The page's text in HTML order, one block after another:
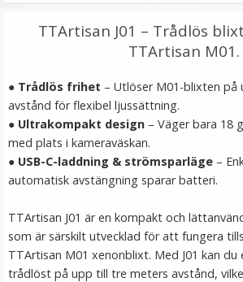
Ulanzi Mobilhållare vridbar för
149 kr
LÄGG I VARUKORG
TTArtisan J01 – Trådlös
TTArtisan M01.
● Trådlös frihet – Utlöser M01-blixten på
avstånd för flexibel ljussättning.
● Ultrakompakt design – Väger bara 18
med plats i kameraväskan.
● USB-C-laddning & strömsparläge –
automatisk avstängning sparar batteri.
TTArtisan J01 är en kompakt och
som är särskilt utvecklad för att fungera
TTArtisan M01 xenonblixt. Med J01 kan
trådlöst på upp till tre meters avstånd,